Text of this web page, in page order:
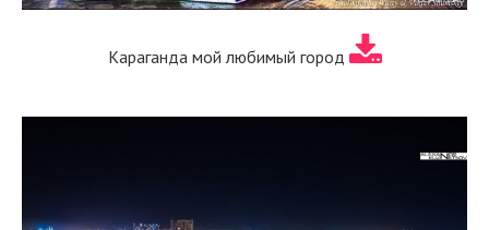
Караганда мой любимый город